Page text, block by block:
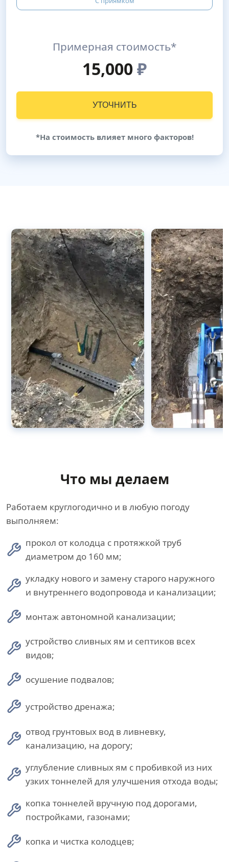
Примерная стоимость*
15,000₽
УТОЧНИТЬ
*На стоимость влияет много факторов!
Что мы делаем
Работаем круглогодично и в любую погоду
выполняем:
прокол от колодца с протяжкой труб
диаметром до 160 мм;
укладку нового и замену старого наружного
и внутреннего водопровода и канализации;
монтаж автономной канализации;
устройство сливных ям и септиков всех
видов;
осушение подвалов;
устройство дренажа;
отвод грунтовых вод в ливневку,
канализацию, на дорогу;
углубление сливных ям с пробивкой из них
узких тоннелей для улучшения отхода воды;
копка тоннелей вручную под дорогами,
постройками, газонами;
копка и чистка колодцев;